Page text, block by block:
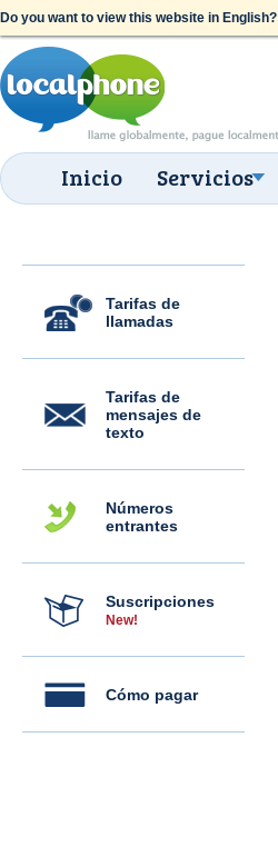
Do you want to view this website in English?
Inicio Servicios
Tarifas de
llamadas
Tarifas de
mensajes de
texto
Números
entrantes
Suscripciones
New!
Cómo pagar